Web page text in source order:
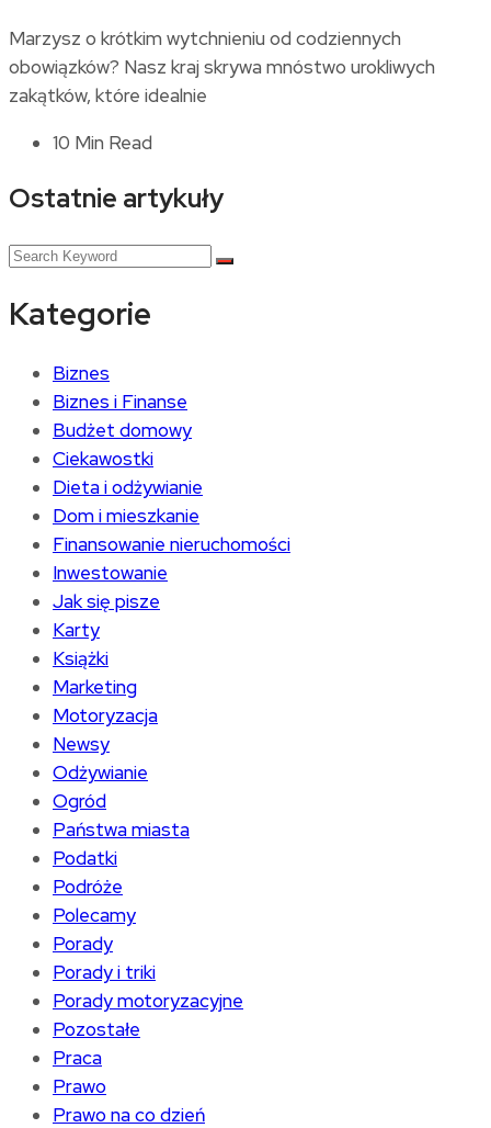
Marzysz o krótkim wytchnieniu od codziennych
obowiązków? Nasz kraj skrywa mnóstwo urokliwych
zakątków, które idealnie
10 Min Read
Ostatnie artykuły
Kategorie
Biznes
Biznes i Finanse
Budżet domowy
Ciekawostki
Dieta i odżywianie
Dom i mieszkanie
Finansowanie nieruchomości
Inwestowanie
Jak się pisze
Karty
Książki
Marketing
Motoryzacja
Newsy
Odżywianie
Ogród
Państwa miasta
Podatki
Podróże
Polecamy
Porady
Porady i triki
Porady motoryzacyjne
Pozostałe
Praca
Prawo
Prawo na co dzień